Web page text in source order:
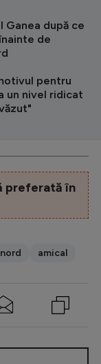
Ganea după ce
de
pentru
un nivel ridicat
preferată în
amical